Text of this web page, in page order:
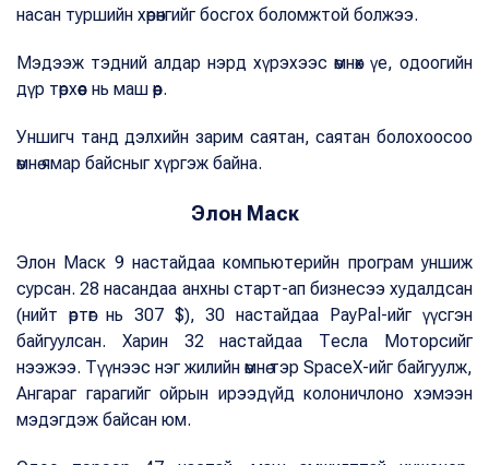
насан туршийн хөрөнгийг босгох боломжтой болжээ.
Мэдээж тэдний алдар нэрд хүрэхээс өмнөх үе, одоогийн
дүр төрхөөс нь маш өөр.
Уншигч танд дэлхийн зарим саятан, саятан болохоосоо
өмнө ямар байсныг хүргэж байна.
Элон Маск
Элон Маск 9 настайдаа компьютерийн програм уншиж
сурсан. 28 насандаа анхны старт-ап бизнесээ худалдсан
(нийт өртөг нь 307 $), 30 настайдаа PayPal-ийг үүсгэн
байгуулсан. Харин 32 настайдаа Тесла Моторсийг
нээжээ. Түүнээс нэг жилийн өмнө тэр SpaceX-ийг байгуулж,
Ангараг гарагийг ойрын ирээдүйд колоничлоно хэмээн
мэдэгдэж байсан юм.